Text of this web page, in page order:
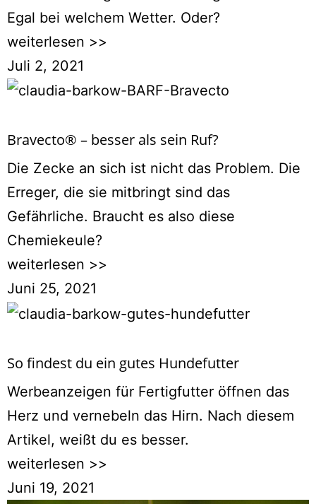
Egal bei welchem Wetter. Oder?
weiterlesen >>
Juli 2, 2021
Bravecto® – besser als sein Ruf?
Die Zecke an sich ist nicht das Problem. Die
Erreger, die sie mitbringt sind das
Gefährliche. Braucht es also diese
Chemiekeule?
weiterlesen >>
Juni 25, 2021
So findest du ein gutes Hundefutter
Werbeanzeigen für Fertigfutter öffnen das
Herz und vernebeln das Hirn. Nach diesem
Artikel, weißt du es besser.
weiterlesen >>
Juni 19, 2021